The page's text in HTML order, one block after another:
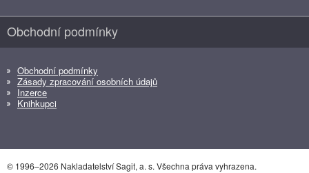
Obchodní podmínky
Obchodní podmínky
Zásady zpracování osobních údajů
Inzerce
Knihkupci
© 1996–2026 Nakladatelství Sagit, a. s. Všechna práva vyhrazena.